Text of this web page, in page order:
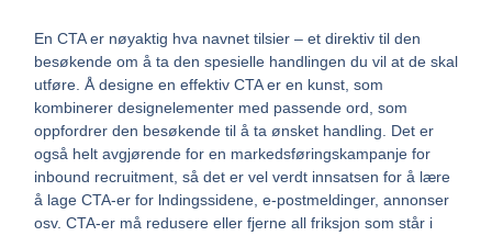
En CTA er nøyaktig hva navnet tilsier – et direktiv til den
besøkende om å ta den spesielle handlingen du vil at de skal
utføre. Å designe en effektiv CTA er en kunst, som
kombinerer designelementer med passende ord, som
oppfordrer den besøkende til å ta ønsket handling. Det er
også helt avgjørende for en markedsføringskampanje for
inbound recruitment, så det er vel verdt innsatsen for å lære
å lage CTA-er for lndingssidene, e-postmeldinger, annonser
osv. CTA-er må redusere eller fjerne all friksjon som står i